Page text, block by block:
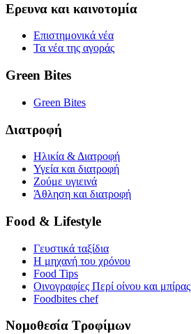
Ερευνα και καινοτομία
Επιστημονικά νέα
Τα νέα της αγοράς
Green Bites
Green Bites
Διατροφή
Ηλικία & Διατροφή
Υγεία και διατροφή
Ζούμε υγιεινά
Άθληση και διατροφή
Food & Lifestyle
Γευστικά ταξίδια
Η μηχανή του χρόνου
Food Tips
Οινογραφίες Περί οίνου και μπίρας
Foodbites chef
Νομοθεσία Τροφίμων